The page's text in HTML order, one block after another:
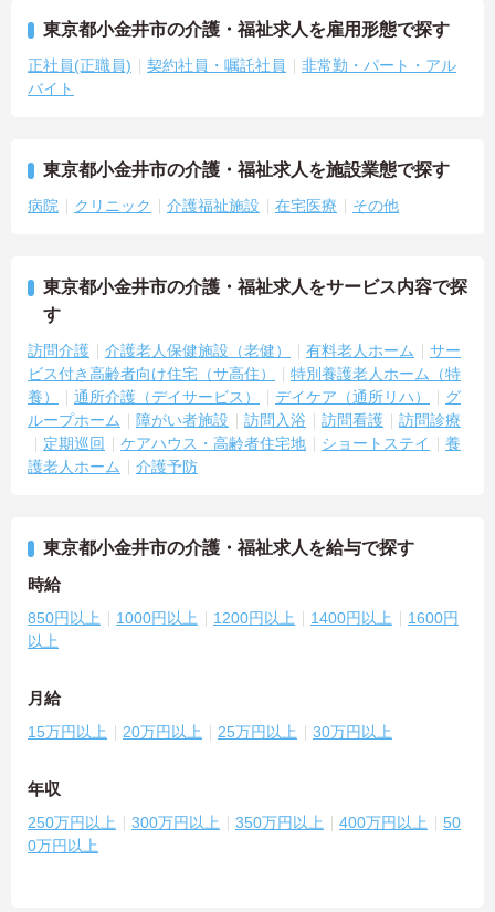
東京都小金井市の介護・福祉求人を雇用形態で探す
正社員(正職員) 契約社員・嘱託社員
非常勤・パート・アル
バイト
東京都小金井市の介護・福祉求人を施設業態で探す
病院 クリニック 介護福祉施設 在宅医療 その他
東京都小金井市の介護・福祉求人をサービス内容で探
す
訪問介護 介護老人保健施設（老健） 有料老人ホーム
サー
ビス付き高齢者向け住宅（サ高住）
特別養護老人ホーム（特
養）
通所介護（デイサービス） デイケア（通所リハ）
グ
ループホーム
障がい者施設 訪問入浴 訪問看護
訪問診療
定期巡回
ケアハウス・高齢者住宅地 ショートステイ
養
護老人ホーム
介護予防
東京都小金井市の介護・福祉求人を給与で探す
時給
850円以上 1000円以上 1200円以上 1400円以上
1600円
以上
月給
15万円以上 20万円以上 25万円以上 30万円以上
年収
250万円以上 300万円以上 350万円以上 400万円以上
50
0万円以上